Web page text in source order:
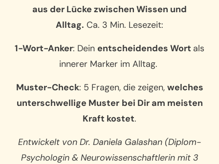
aus der Lücke zwischen Wissen und
Alltag. Ca. 3 Min. Lesezeit:
1-Wort-Anker: Dein entscheidendes Wort als
innerer Marker im Alltag.
Muster-Check: 5 Fragen, die zeigen, welches
unterschwellige Muster bei Dir am meisten
Kraft kostet.
Entwickelt von Dr. Daniela Galashan (Diplom-
Psychologin & Neurowissenschaftlerin mit 3